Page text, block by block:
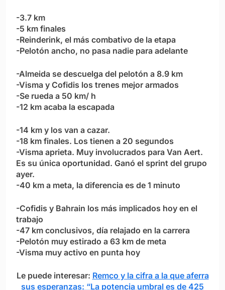
-3.7 km
-5 km finales
-Reinderink, el más combativo de la etapa
-Pelotón ancho, no pasa nadie para adelante
-Almeida se descuelga del pelotón a 8.9 km
-Visma y Cofidis los trenes mejor armados
-Se rueda a 50 km/ h
-12 km acaba la escapada
-14 km y los van a cazar.
-18 km finales. Los tienen a 20 segundos
-Visma aprieta. Muy involucrados para Van Aert.
Es su única oportunidad. Ganó el sprint del grupo
ayer.
-40 km a meta, la diferencia es de 1 minuto
-Cofidis y Bahrain los más implicados hoy en el
trabajo
-47 km conclusivos, día relajado en la carrera
-Pelotón muy estirado a 63 km de meta
-Visma muy activo en punta hoy
Le puede interesar: Remco y la cifra a la que aferra
sus esperanzas: “La potencia umbral es de 425